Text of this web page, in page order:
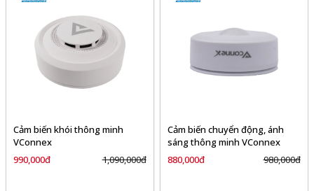
Cảm biến khói thông minh
VConnex
990,000đ
1,090,000đ
Cảm biến chuyển động, ánh
sáng thông minh VConnex
880,000đ
980,000đ